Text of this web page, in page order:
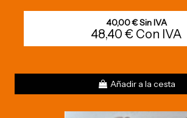
40,00 € Sin IVA
48,40 € Con IVA
Añadir a la cesta